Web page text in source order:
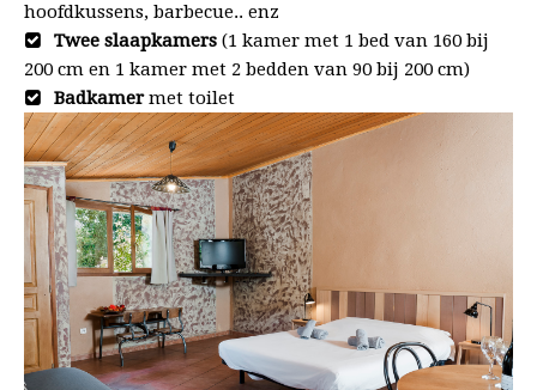
hoofdkussens, barbecue.. enz
Twee slaapkamers (1 kamer met 1 bed van 160 bij
200 cm en 1 kamer met 2 bedden van 90 bij 200 cm)
Badkamermet toilet